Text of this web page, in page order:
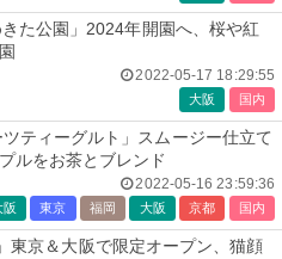
た公園」2024年開園へ、桜や紅
2022-05-17 18:29:55
大阪 国内
ティーグルト」スムージー仕立て
ルをお茶とブレンド
2022-05-16 23:59:36
阪 東京 福岡 大阪 京都 国内
東京＆大阪で限定オープン、猫顔